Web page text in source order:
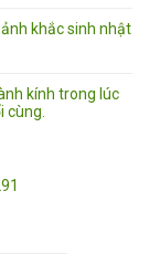
khắc sinh nhật
kính trong lúc
cùng.